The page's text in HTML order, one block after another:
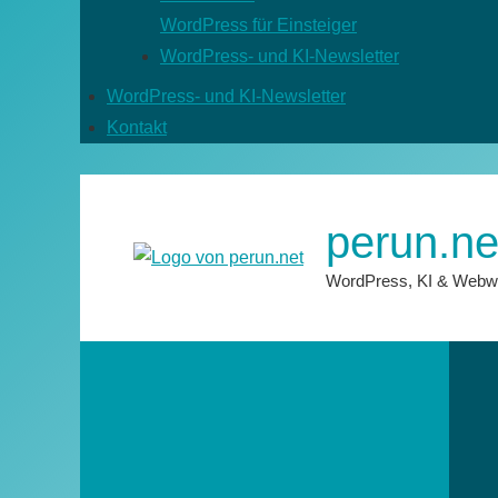
WordPress für Einsteiger
WordPress- und KI-Newsletter
WordPress- und KI-Newsletter
Kontakt
WordPress, KI &